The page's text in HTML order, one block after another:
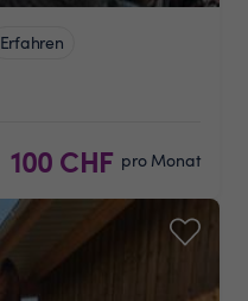
Erfahren
100 CHF pro Monat